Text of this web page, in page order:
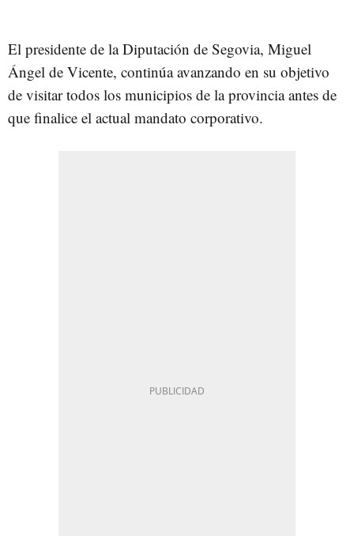
El presidente de la Diputación de Segovia, Miguel
Ángel de Vicente, continúa avanzando en su objetivo
de visitar todos los municipios de la provincia antes de
que finalice el actual mandato corporativo.